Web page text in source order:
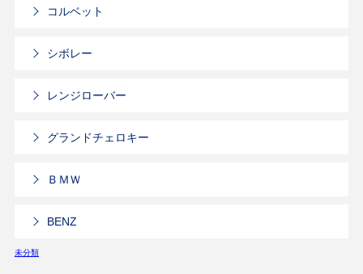
コルベット
シボレー
レンジローバー
グランドチェロキー
ＢＭＷ
BENZ
未分類